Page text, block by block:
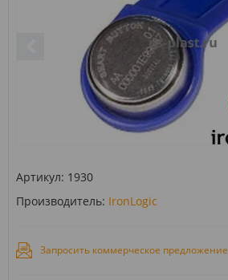
Артикул: 1930
Производитель: IronLogic
Запросить коммерческое предложение